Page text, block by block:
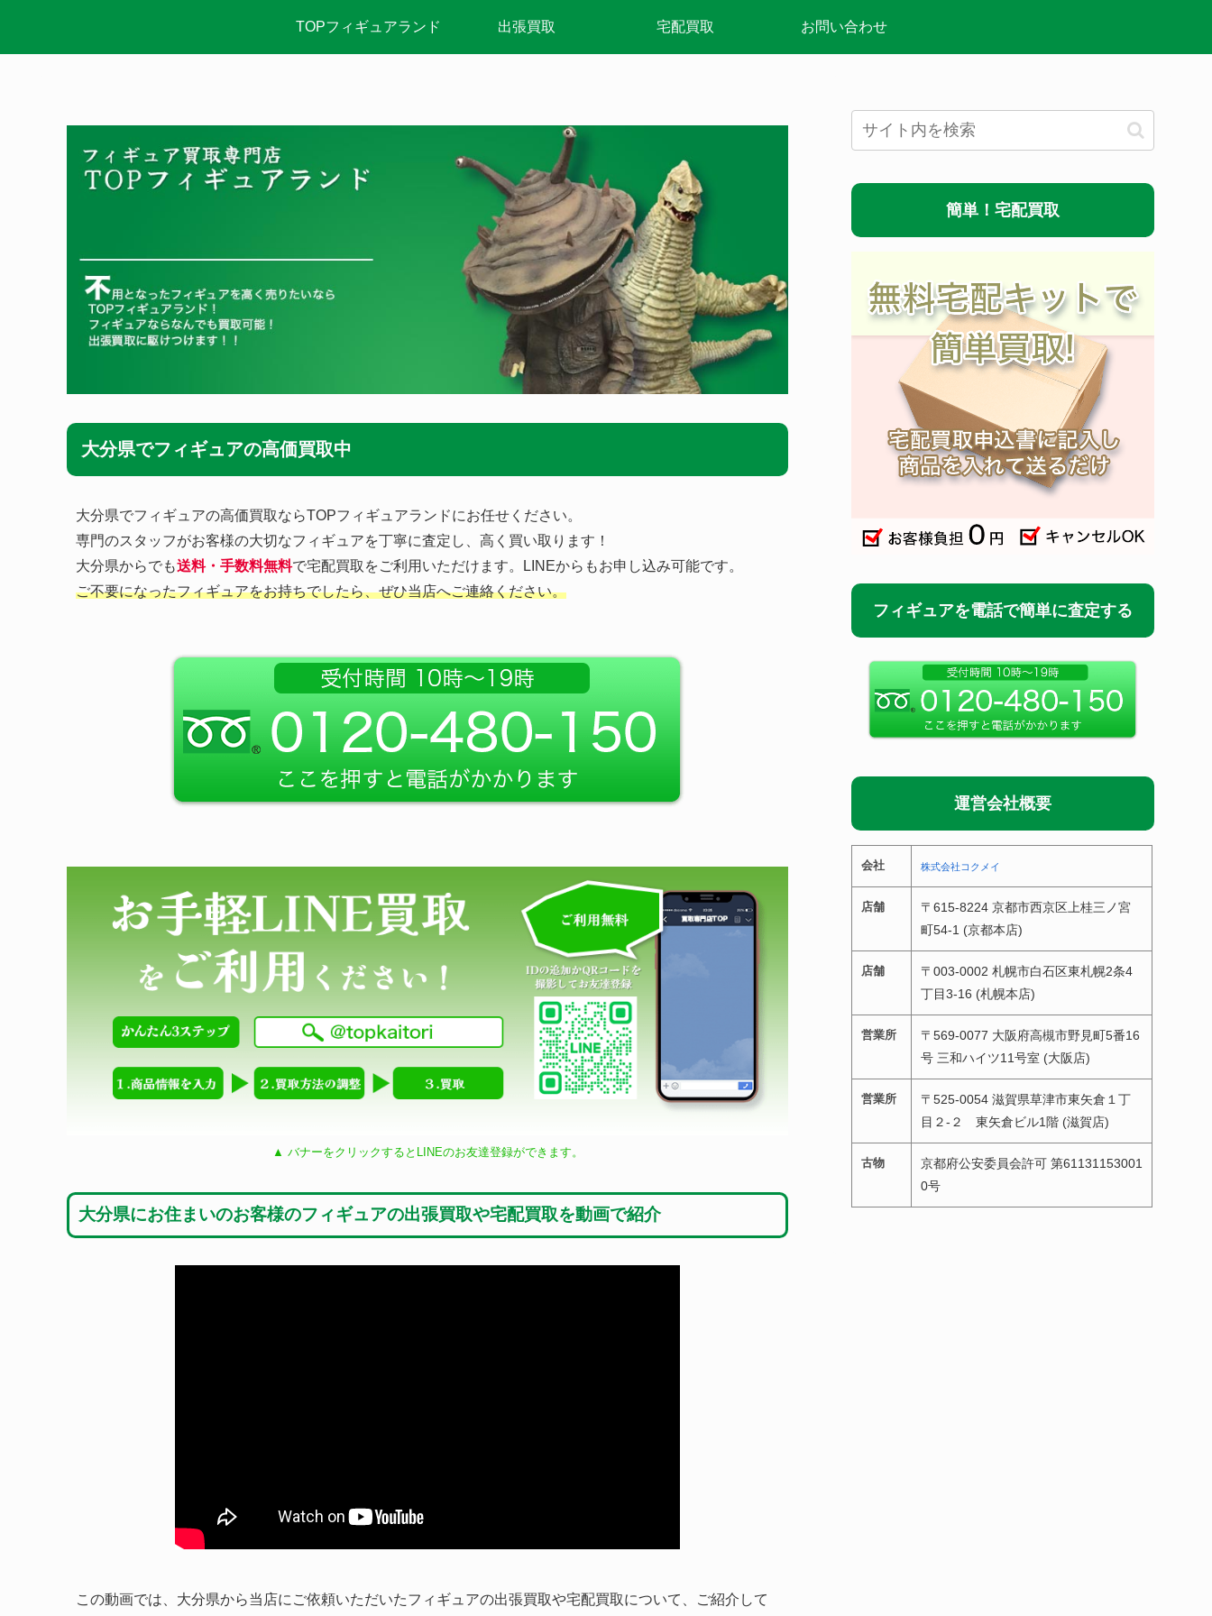
TOPフィギュアランド 出張買取 宅配買取 お問い合わせ
大分県でフィギュアの高価買取中
大分県でフィギュアの高価買取ならTOPフィギュアランドにお任せください。
専門のスタッフがお客様の大切なフィギュアを丁寧に査定し、高く買い取ります！
大分県からでも送料・手数料無料で宅配買取をご利用いただけます。LINEからもお申し込み可能です。
ご不要になったフィギュアをお持ちでしたら、ぜひ当店へご連絡ください。
▲ バナーをクリックするとLINEのお友達登録ができます。
大分県にお住まいのお客様のフィギュアの出張買取や宅配買取を動画で紹介
この動画では、大分県から当店にご依頼いただいたフィギュアの出張買取や宅配買取について、ご紹介して
簡単！宅配買取
フィギュアを電話で簡単に査定する
運営会社概要
会社 株式会社コクメイ
店舗
〒615-8224 京都市西京区上桂三ノ宮
町54-1 (京都本店)
店舗
〒003-0002 札幌市白石区東札幌2条4
丁目3-16 (札幌本店)
営業所
〒569-0077 大阪府高槻市野見町5番16
号 三和ハイツ11号室 (大阪店)
営業所
〒525-0054 滋賀県草津市東矢倉１丁
目２-２ 東矢倉ビル1階 (滋賀店)
古物
京都府公安委員会許可 第61131153001
0号